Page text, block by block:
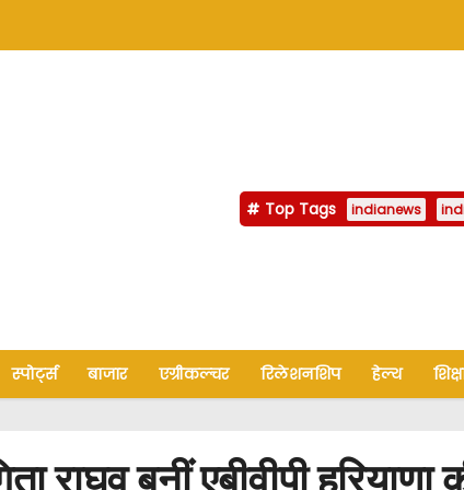
Top Tags indianews
स्पोर्ट्स बाजार एग्रीकल्चर रिलेशनशिप हेल्थ